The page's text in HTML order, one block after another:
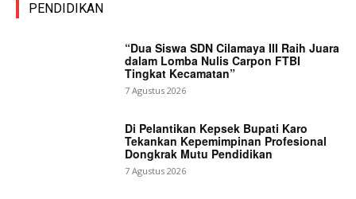
PENDIDIKAN
“Dua Siswa SDN Cilamaya III Raih Juara
dalam Lomba Nulis Carpon FTBI
Tingkat Kecamatan”
7 Agustus 2026
Di Pelantikan Kepsek Bupati Karo
Tekankan Kepemimpinan Profesional
Dongkrak Mutu Pendidikan
7 Agustus 2026